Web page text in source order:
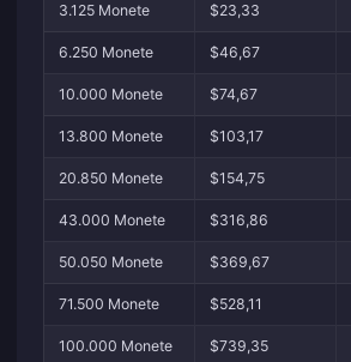
3.125 Monete $23,33
6.250 Monete $46,67
10.000 Monete $74,67
13.800 Monete $103,17
20.850 Monete $154,75
43.000 Monete $316,86
50.050 Monete $369,67
71.500 Monete $528,11
100.000 Monete $739,35